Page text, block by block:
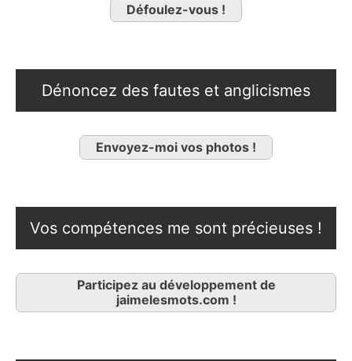
Défoulez-vous !
Dénoncez des fautes et anglicismes
Envoyez-moi vos photos !
Vos compétences me sont précieuses !
Participez au développement de
jaimelesmots.com !